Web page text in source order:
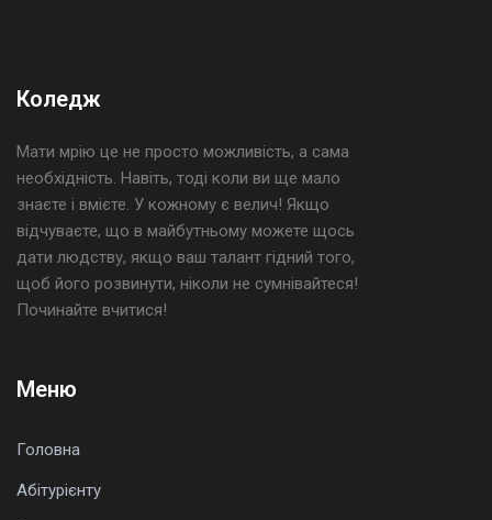
Коледж
Мати мрію це не просто можливість, а сама
необхідність. Навіть, тоді коли ви ще мало
знаєте і вмієте. У кожному є велич! Якщо
відчуваєте, що в майбутньому можете щось
дати людству, якщо ваш талант гідний того,
щоб його розвинути, ніколи не сумнівайтеся!
Починайте вчитися!
Меню
Головна
Абітурієнту